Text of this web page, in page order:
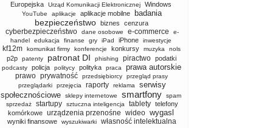
Europejska
Urząd Komunikacji Elektronicznej Windows
YouTube aplikacje aplikacje mobilne badania
bezpieczeństwo biznes cenzura
cyberbezpieczeństwo dane osobowe e-commerce
e-
handel
edukacja finanse gry iPad iPhone inwestycje
kf12m komunikat firmy konferencje konkursy muzyka nols
p2p patenty patronat DI phishing piractwo podatki
podcasty policja politycy polityka praca prawa autorskie
prawo prywatność przedsiębiorcy
przegląd prasy
przeglądarki
przejęcia raporty reklama
serwisy
społecznościowe
sklepy internetowe smartfony
spam
sprzedaż
startupy sztuczna inteligencja tablety telefony
komórkowe urządzenia przenośne wideo wygasl
wyniki finansowe wyszukiwarki własność intelektualna